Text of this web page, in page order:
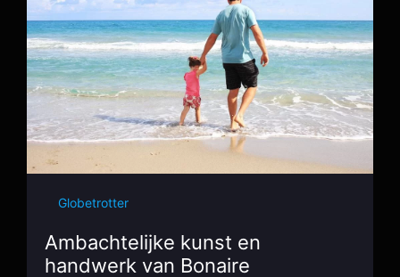
Globetrotter
Ambachtelijke kunst en
handwerk van Bonaire